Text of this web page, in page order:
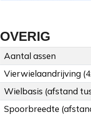
OVERIG
Aantal assen
Vierwielaandrijving
Wielbasis (afstand
Spoorbreedte